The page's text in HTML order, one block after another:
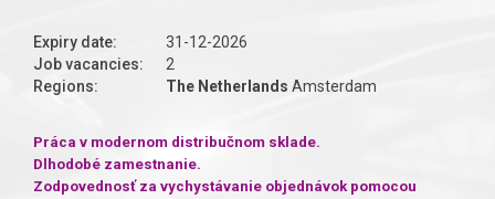
Expiry date:
31-12-2026
Job vacancies:
2
Regions:
The Netherlands Amsterdam
Práca v modernom distribučnom sklade.
Dlhodobé zamestnanie.
Zodpovednosť za vychystávanie objednávok pomocou